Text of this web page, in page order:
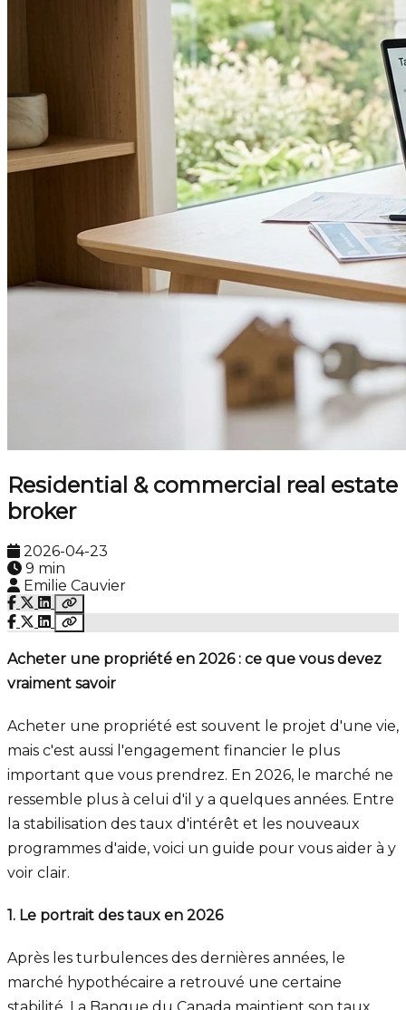
Residential & commercial real estate
broker
2026-04-23
9 min
Emilie Cauvier
Acheter une propriété en 2026 : ce que vous devez
vraiment savoir
Acheter une propriété est souvent le projet d'une vie,
mais c'est aussi l'engagement financier le plus
important que vous prendrez. En 2026, le marché ne
ressemble plus à celui d'il y a quelques années. Entre
la stabilisation des taux d'intérêt et les nouveaux
programmes d'aide, voici un guide pour vous aider à y
voir clair.
1. Le portrait des taux en 2026
Après les turbulences des dernières années, le
marché hypothécaire a retrouvé une certaine